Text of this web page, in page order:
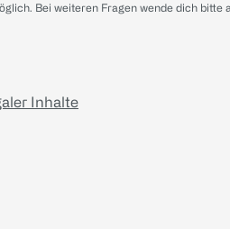
Bei weiteren Fragen wende dich bitte
Inhalte